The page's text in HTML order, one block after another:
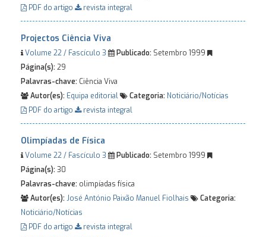
PDF do artigo
revista integral
Projectos Ciência Viva
Volume 22 / Fascículo 3 Publicado: Setembro 1999
Página(s):29
Palavras-chave: Ciência Viva
Autor(es): Equipa editorial Categoria: Noticiário/Notícias
PDF do artigo
revista integral
Olimpíadas de Física
Volume 22 / Fascículo 3 Publicado: Setembro 1999
Página(s):30
Palavras-chave: olimpíadas física
Autor(es):José António Paixão Manuel Fiolhais
Categoria:
Noticiário/Notícias
PDF do artigo
revista integral